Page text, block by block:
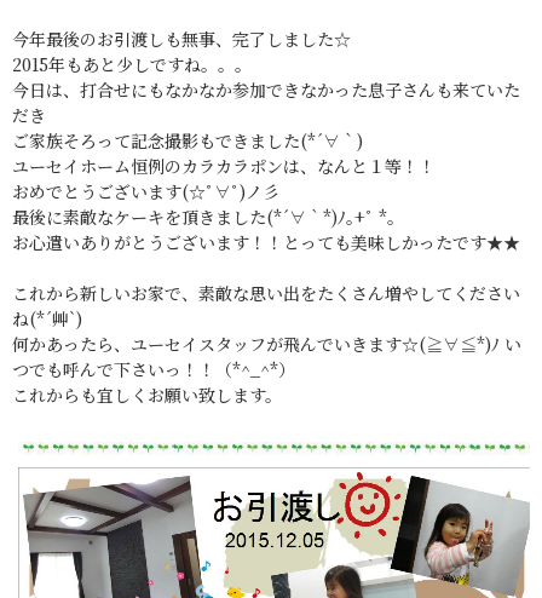
今年最後のお引渡しも無事、完了しました☆
2015年もあと少しですね。。。
今日は、打合せにもなかなか参加できなかった息子さんも来ていた
だき
ご家族そろって記念撮影もできました(*´∀｀)
ユーセイホーム恒例のカラカラポンは、なんと１等！！
おめでとうございます(☆ﾟ∀ﾟ)ノ彡
最後に素敵なケーキを頂きました(*´∀｀*)ﾉ｡+ﾟ *｡
お心遣いありがとうございます！！とっても美味しかったです★★
これから新しいお家で、素敵な思い出をたくさん増やしてください
ね(*´艸`)
何かあったら、ユーセイスタッフが飛んでいきます☆(≧∀≦*)ﾉ い
つでも呼んで下さいっ！！（*^_^*）
これからも宜しくお願い致します。